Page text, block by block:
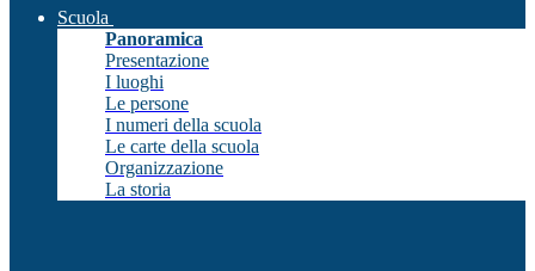
Scuola
Panoramica
Presentazione
I luoghi
Le persone
I numeri della scuola
Le carte della scuola
Organizzazione
La storia